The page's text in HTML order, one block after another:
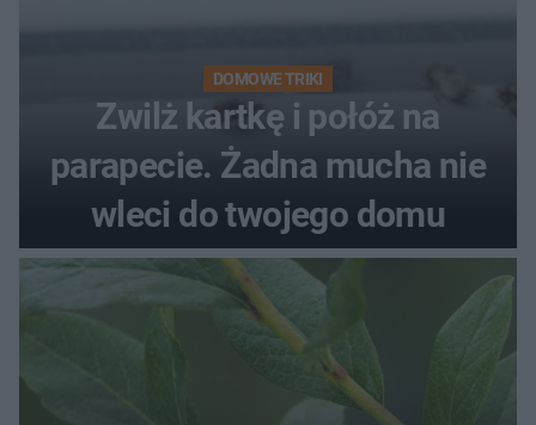
DOMOWE TRIKI
Zwilż kartkę i połóż na
parapecie. Żadna mucha nie
wleci do twojego domu